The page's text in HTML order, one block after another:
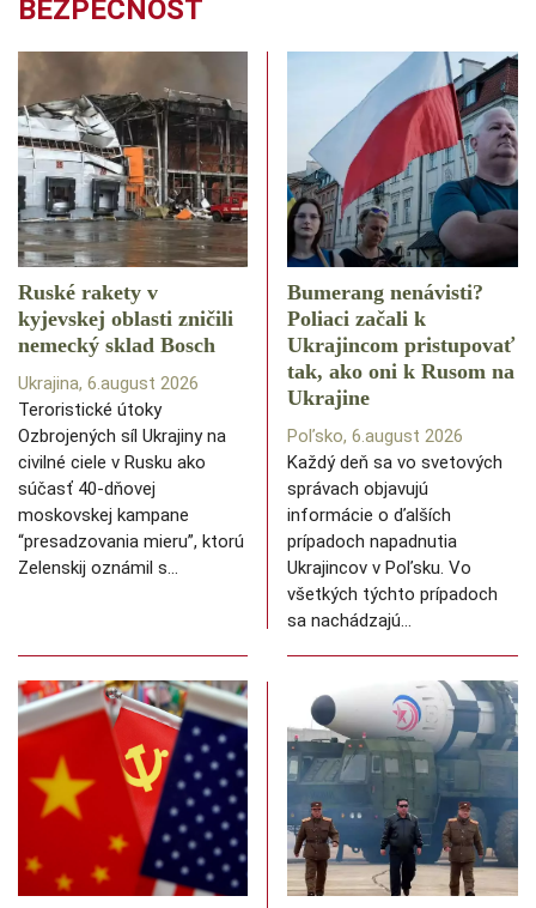
BEZPEČNOSŤ
Ruské rakety v
kyjevskej oblasti zničili
nemecký sklad Bosch
Ukrajina, 6.august 2026
Teroristické útoky
Ozbrojených síl Ukrajiny na
civilné ciele v Rusku ako
súčasť 40-dňovej
moskovskej kampane
“presadzovania mieru”, ktorú
Zelenskij oznámil s…
Bumerang nenávisti?
Poliaci začali k
Ukrajincom pristupovať
tak, ako oni k Rusom na
Ukrajine
Poľsko, 6.august 2026
Každý deň sa vo svetových
správach objavujú
informácie o ďalších
prípadoch napadnutia
Ukrajincov v Poľsku. Vo
všetkých týchto prípadoch
sa nachádzajú…